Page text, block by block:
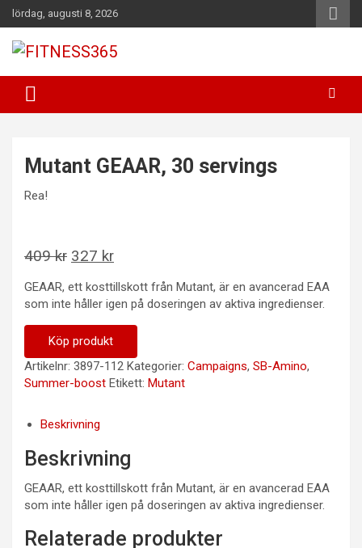
Hoppa
till
innehåll
lördag, augusti 8, 2026
FITNESS365
Mutant GEAAR, 30 servings
Rea!
409kr Det
priset
409 kr.
327 krDet
priset
GEAAR, ett kosttillskott från Mutant, är en avancerad EAA
som inte håller igen på doseringen av aktiva ingredienser.
Köp produkt
Artikelnr: 3897-112 Kategorier: Campaigns, SB-Amino,
Summer-boost Etikett: Mutant
Beskrivning
Beskrivning
GEAAR, ett kosttillskott från Mutant, är en avancerad EAA
som inte håller igen på doseringen av aktiva ingredienser.
Relaterade produkter